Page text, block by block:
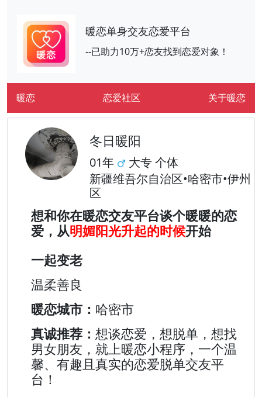
暖恋单身交友恋爱平台
--已助力10万+恋友找到恋爱对象！
暖恋 恋爱社区 关于暖恋
冬日暖阳
01年
大专 个体
新疆维吾尔自治区•哈密市•伊州
区
想和你在暖恋交友平台谈个暖暖的恋
爱，从明媚阳光升起的时候开始
一起变老
温柔善良
暖恋城市： 哈密市
真诚推荐： 想谈恋爱，想脱单，想找
男女朋友，就上暖恋小程序，一个温
馨、有趣且真实的恋爱脱单交友平
台！